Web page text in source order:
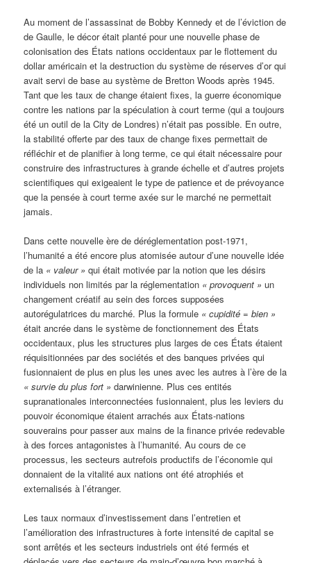
Au moment de l’assassinat de Bobby Kennedy et de l’éviction de
de Gaulle, le décor était planté pour une nouvelle phase de
colonisation des États nations occidentaux par le flottement du
dollar américain et la destruction du système de réserves d’or qui
avait servi de base au système de Bretton Woods après 1945.
Tant que les taux de change étaient fixes, la guerre économique
contre les nations par la spéculation à court terme (qui a toujours
été un outil de la City de Londres) n’était pas possible. En outre,
la stabilité offerte par des taux de change fixes permettait de
réfléchir et de planifier à long terme, ce qui était nécessaire pour
construire des infrastructures à grande échelle et d’autres projets
scientifiques qui exigeaient le type de patience et de prévoyance
que la pensée à court terme axée sur le marché ne permettait
jamais.
Dans cette nouvelle ère de déréglementation post-1971,
l’humanité a été encore plus atomisée autour d’une nouvelle idée
de la « valeur » qui était motivée par la notion que les désirs
individuels non limités par la réglementation « provoquent » un
changement créatif au sein des forces supposées
autorégulatrices du marché. Plus la formule « cupidité = bien »
était ancrée dans le système de fonctionnement des États
occidentaux, plus les structures plus larges de ces États étaient
réquisitionnées par des sociétés et des banques privées qui
fusionnaient de plus en plus les unes avec les autres à l’ère de la
« survie du plus fort » darwinienne. Plus ces entités
supranationales interconnectées fusionnaient, plus les leviers du
pouvoir économique étaient arrachés aux États-nations
souverains pour passer aux mains de la finance privée redevable
à des forces antagonistes à l’humanité. Au cours de ce
processus, les secteurs autrefois productifs de l’économie qui
donnaient de la vitalité aux nations ont été atrophiés et
externalisés à l’étranger.
Les taux normaux d’investissement dans l’entretien et
l’amélioration des infrastructures à forte intensité de capital se
sont arrêtés et les secteurs industriels ont été fermés et